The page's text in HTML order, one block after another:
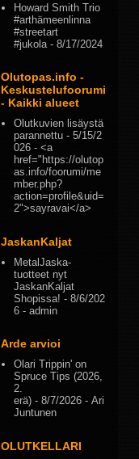
Howard Smith Trio
#arthämeenlinna
#streetart
#jukola - 8/17/2024
Olutopas.info -
Keskustelufoorumi
- Kaikki alueet
Olutkuvien lisäystä
parannettu - 5/15/2
026 - <a
href="https://olutop
as.info/foorumi/me
mber.php?
action=profile&uid=
2">sayravai</a>
JaskanKaljat
MetalJaska-
tuotteet nyt
JaskanKaljat
Shopissa! - 8/6/202
6 - admin
Arde arvioi
Olari Trippin' on
Spruce Tips (2026,
2.
erä) - 8/7/2026 - Ari
Juntunen
OLUTKELLARI